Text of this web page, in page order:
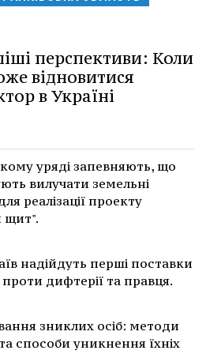
перспективи: Коли
відновитися
в Україні
уряді запевняють, що
вилучати земельні
реалізації проекту
щит".
надійдуть перші поставки
дифтерії та правця.
зниклих осіб: методи
способи уникнення їхніх